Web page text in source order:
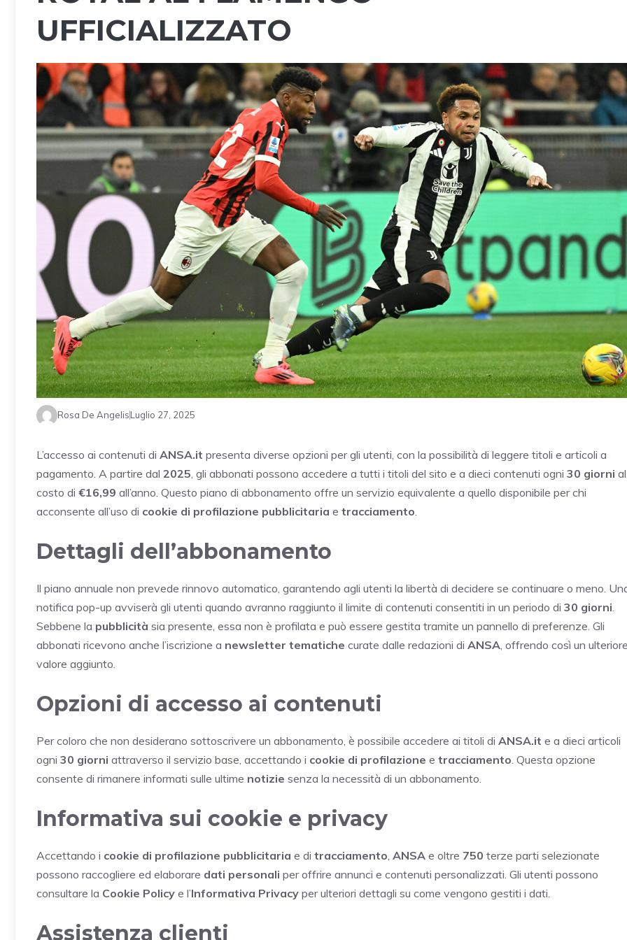
UFFICIALIZZATO
Rosa De AngelisLuglio 27, 2025
L’accesso ai contenuti di ANSA.it presenta diverse opzioni per gli utenti, con la possibilità di leggere titoli e articoli a
pagamento. A partire dal 2025 , gli abbonati possono accedere a tutti i titoli del sito e a dieci contenuti ogni 30 giorni al
costo di €16,99 all’anno. Questo piano di abbonamento offre un servizio equivalente a quello disponibile per chi
acconsente all’uso di cookie di profilazione pubblicitaria e tracciamento
Dettagli dell’abbonamento
Il piano annuale non prevede rinnovo automatico, garantendo agli utenti la libertà di decidere se continuare o meno.
notifica pop-up avviserà gli utenti quando avranno raggiunto il limite di contenuti consentiti in un periodo di 30 giorni
Sebbene la pubblicità sia presente, essa non è profilata e può essere gestita tramite un pannello di preferenze. Gli
abbonati ricevono anche l’iscrizione a newsletter tematiche curate dalle redazioni di ANSA , offrendo così un
valore aggiunto.
Opzioni di accesso ai contenuti
Per coloro che non desiderano sottoscrivere un abbonamento, è possibile accedere ai titoli di ANSA.it e a dieci articoli
ogni 30 giorni attraverso il servizio base, accettando i cookie di profilazione e tracciamento . Questa opzione
consente di rimanere informati sulle ultime notizie senza la necessità di un abbonamento.
Informativa sui cookie e privacy
Accettando i cookie di profilazione pubblicitaria e di tracciamento ANSA e oltre 750 terze parti selezionate
possono raccogliere ed elaborare dati personali per offrire annunci e contenuti personalizzati. Gli utenti possono
consultare la Cookie Policy e l’Informativa Privacy per ulteriori dettagli su come vengono gestiti i dati.
Assistenza clienti